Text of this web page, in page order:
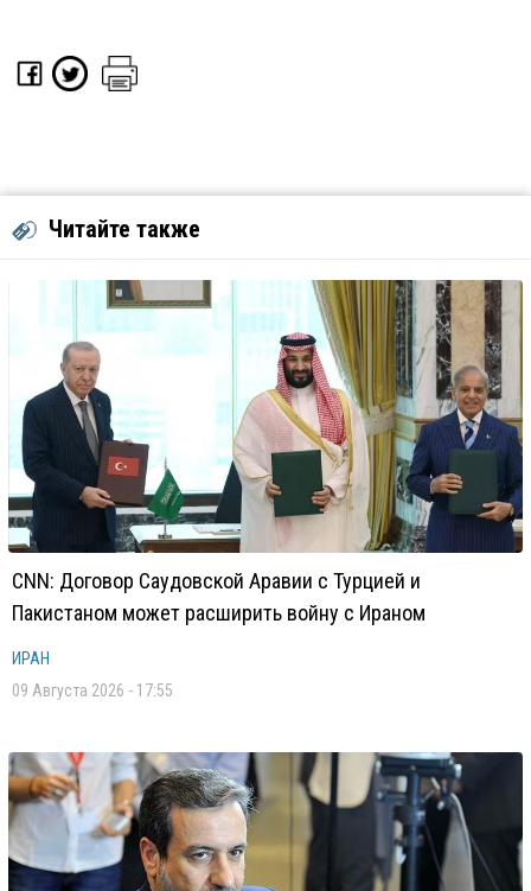
Читайте также
CNN: Договор Саудовской Аравии с Турцией и
Пакистаном может расширить войну с Ираном
ИРАН
09 Августа 2026 - 17:55